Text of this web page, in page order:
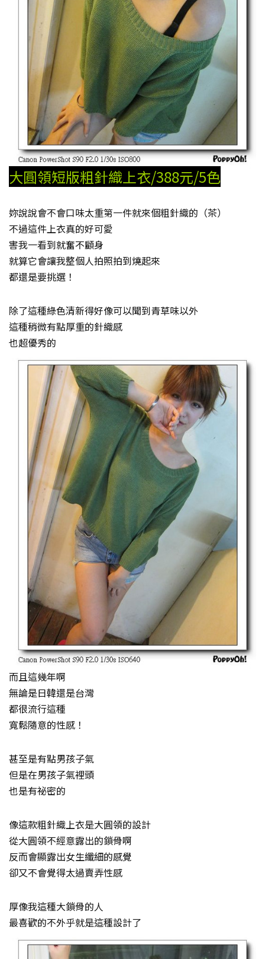
大圓領短版粗針織上衣/388元/5色
妳說說會不會口味太重第一件就來個粗針織的（茶）
不過這件上衣真的好可愛
害我一看到就奮不顧身
就算它會讓我整個人拍照拍到燒起來
都還是要挑選！
除了這種綠色清新得好像可以聞到青草味以外
這種稍微有點厚重的針織感
也超優秀的
而且這幾年啊
無論是日韓還是台灣
都很流行這種
寬鬆隨意的性感！
甚至是有點男孩子氣
但是在男孩子氣裡頭
也是有祕密的
像這款粗針織上衣是大圓領的設計
從大圓領不經意露出的鎖骨啊
反而會顯露出女生纖細的感覺
卻又不會覺得太過賣弄性感
厚像我這種大鎖骨的人
最喜歡的不外乎就是這種設計了